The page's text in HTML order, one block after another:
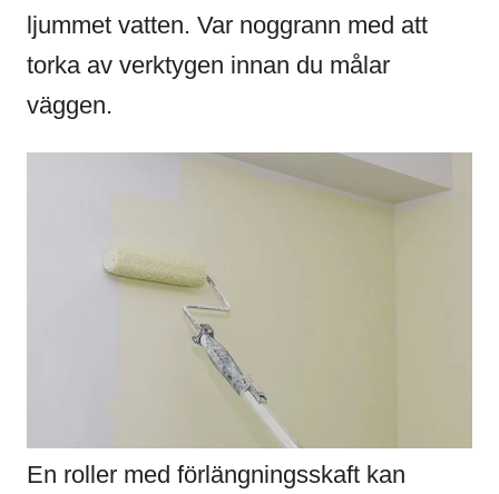
ljummet vatten. Var noggrann med att
torka av verktygen innan du målar
väggen.
En roller med förlängningsskaft kan